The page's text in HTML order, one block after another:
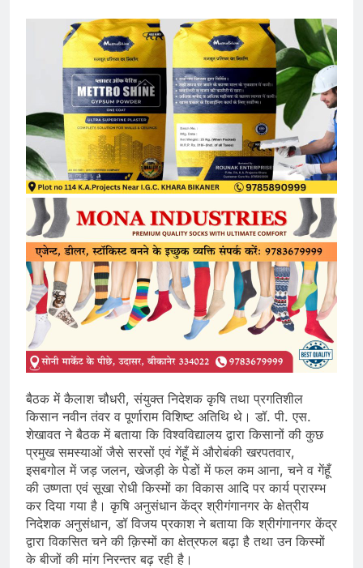
बैठक में कैलाश चौधरी, संयुक्त निदेशक कृषि तथा प्रगतिशील
किसान नवीन तंवर व पूर्णाराम विशिष्ट अतिथि थे। डॉ. पी. एस.
शेखावत ने बैठक में बताया कि विश्वविद्यालय द्वारा किसानों की कुछ
प्रमुख समस्याओं जैसे सरसों एवं गेंहूँ में औरोबंकी खरपतवार,
इसबगोल में जड़ जलन, खेजड़ी के पेडों में फल कम आना, चने व गेंहूँ
की उष्णता एवं सूखा रोधी किस्मों का विकास आदि पर कार्य प्रारम्भ
कर दिया गया है। कृषि अनुसंधान केंद्र श्रीगंगानगर के क्षेत्रीय
निदेशक अनुसंधान, डॉ विजय प्रकाश ने बताया कि श्रीगंगानगर केंद्र
द्वारा विकसित चने की क़िस्मों का क्षेत्रफल बढ़ा है तथा उन किस्मों
के बीजों की मांग निरन्तर बढ़ रही है।